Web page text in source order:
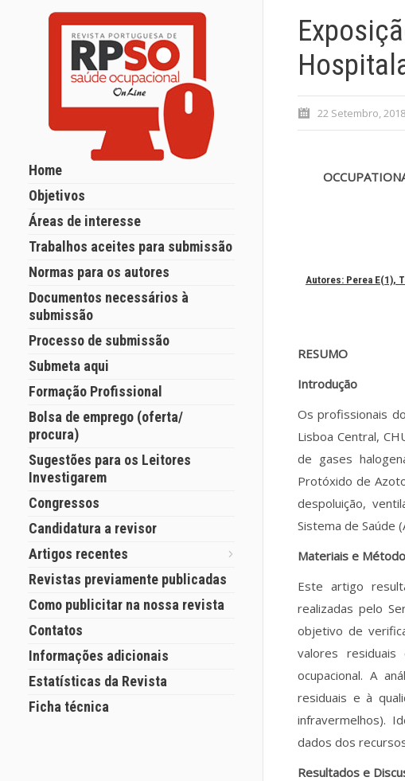
Home
Objetivos
Áreas de interesse
Trabalhos aceites para submissão
Normas para os autores
Documentos necessários à
submissão
Processo de submissão
Submeta aqui
Formação Profissional
Bolsa de emprego (oferta/
procura)
Sugestões para os Leitores
Investigarem
Congressos
Candidatura a revisor
Artigos recentes
Revistas previamente publicadas
Como publicitar na nossa revista
Contatos
Informações adicionais
Estatísticas da Revista
Ficha técnica
22 Setembro, 2018
Autores: Perea E(1),
RESUMO
Introdução
Os profissionais
Lisboa Central,
de gases
Protóxido de
despoluição,
Sistema de Saúde
Materiais e
Este artigo
realizadas pelo
objetivo de
valores
ocupacional. A
residuais e à
infravermelhos).
dados dos
Resultados e